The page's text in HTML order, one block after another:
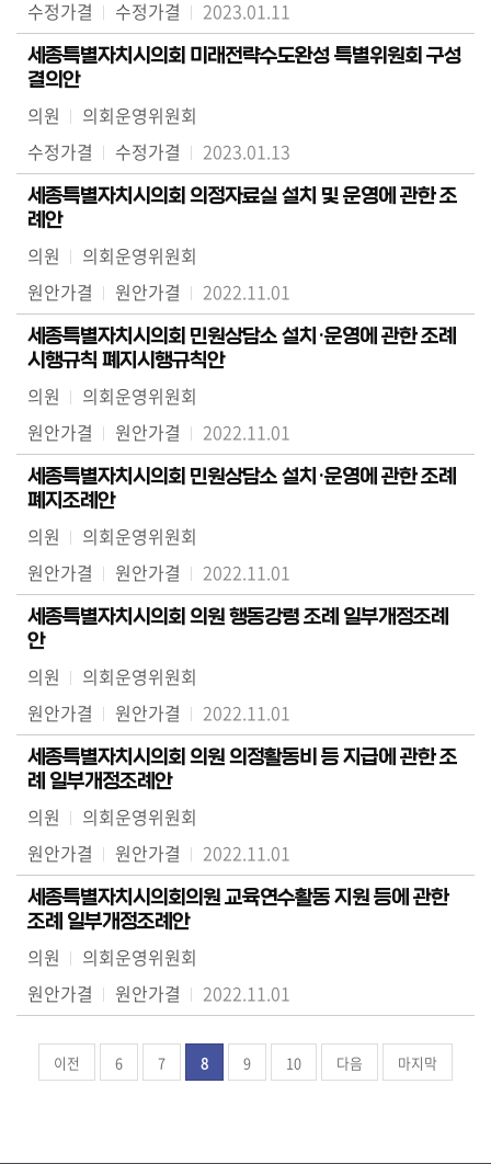
내
수정가결
수정가결 2023.01.11
세종특별자치시의회 미래전략수도완성 특별위원회 구성
결의안
의원
의회운영위원회
수정가결
수정가결 2023.01.13
세종특별자치시의회 의정자료실 설치 및 운영에 관한 조
례안
의원
의회운영위원회
원안가결
원안가결 2022.11.01
세종특별자치시의회 민원상담소 설치·운영에 관한 조례
시행규칙 폐지시행규칙안
의원
의회운영위원회
원안가결
원안가결 2022.11.01
세종특별자치시의회 민원상담소 설치·운영에 관한 조례
폐지조례안
의원
의회운영위원회
원안가결
원안가결 2022.11.01
세종특별자치시의회 의원 행동강령 조례 일부개정조례
안
의원
의회운영위원회
원안가결
원안가결 2022.11.01
세종특별자치시의회 의원 의정활동비 등 지급에 관한 조
례 일부개정조례안
의원
의회운영위원회
원안가결
원안가결 2022.11.01
세종특별자치시의회의원 교육연수활동 지원 등에 관한
조례 일부개정조례안
의원
의회운영위원회
원안가결
원안가결 2022.11.01
이전 6 7 8 9 10 다음 마지막